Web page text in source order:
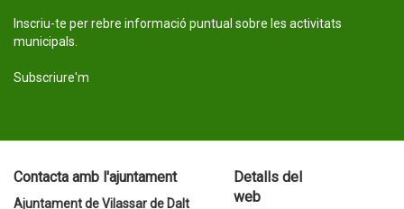
Inscriu-te per rebre informació puntual sobre les activitats
municipals.
Subscriure'm
Contacta amb l'ajuntament
Ajuntament de Vilassar de Dalt
Detalls del
web